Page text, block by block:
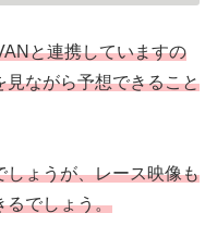
と連携していますの
見ながら予想できること
しょうが、レース映像も
るでしょう。